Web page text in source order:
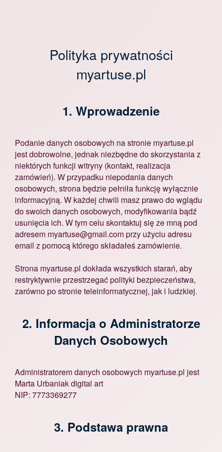
Polityka prywatności
myartuse.pl
1. Wprowadzenie
Podanie danych osobowych na stronie myartuse.pl
jest dobrowolne, jednak niezbędne do skorzystania z
niektórych funkcji witryny (kontakt, realizacja
zamówień). W przypadku niepodania danych
osobowych, strona będzie pełniła funkcję wyłącznie
informacyjną. W każdej chwili masz prawo do wglądu
do swoich danych osobowych, modyfikowania bądź
usunięcia ich. W tym celu skontaktuj się ze mną pod
adresem myartuse@gmail.com przy użyciu adresu
email z pomocą którego składałeś zamówienie.
Strona myartuse.pl dokłada wszystkich starań, aby
restryktywnie przestrzegać polityki bezpieczeństwa,
zarówno po stronie teleinformatycznej, jak i ludzkiej.
2. Informacja o Administratorze
Danych Osobowych
Administratorem danych osobowych myartuse.pl jest
Marta Urbaniak digital art
NIP: 7773369277
3. Podstawa prawna